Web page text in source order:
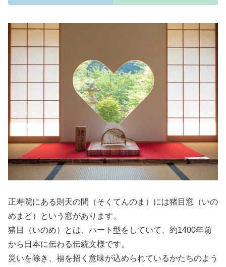
正寿院にある則天の間（そくてんのま）には猪目窓（いの
めまど）という窓があります。
猪目（いのめ）とは、ハート型をしていて、約1400年前
から日本に伝わる伝統文様です。
災いを除き、福を招く意味が込められているかたちのよう